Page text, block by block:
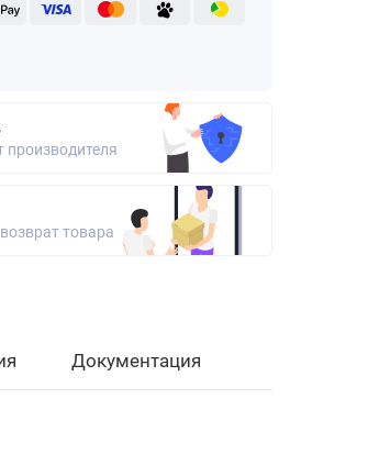
производителя
товара
Документация